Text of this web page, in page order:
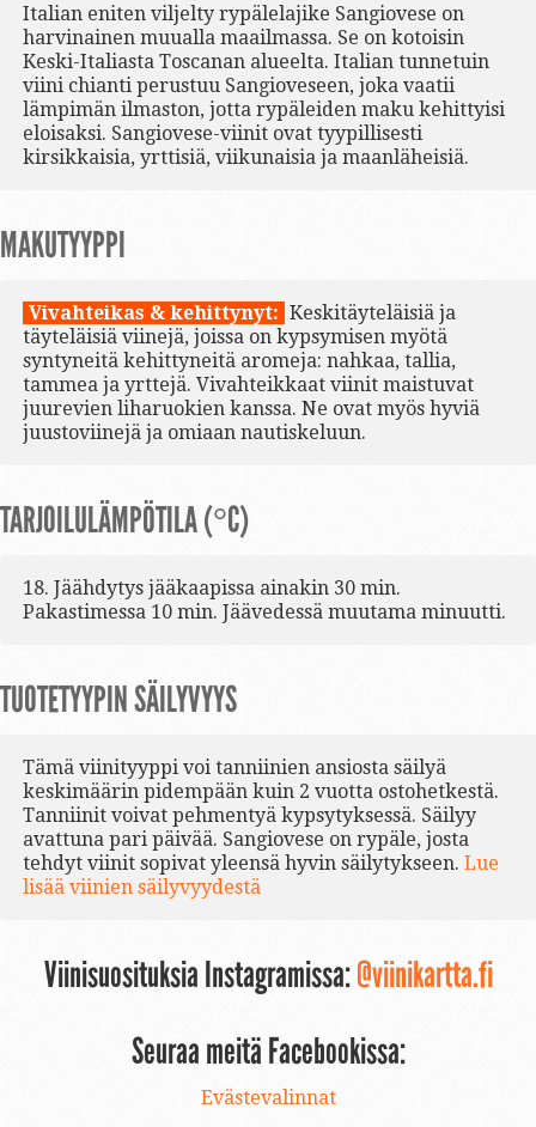
Italian eniten viljelty rypälelajike Sangiovese on
harvinainen muualla maailmassa. Se on kotoisin
Keski-Italiasta Toscanan alueelta. Italian tunnetuin
viini chianti perustuu Sangioveseen, joka vaatii
lämpimän ilmaston, jotta rypäleiden maku kehittyisi
eloisaksi. Sangiovese-viinit ovat tyypillisesti
kirsikkaisia, yrttisiä, viikunaisia ja maanläheisiä.
MAKUTYYPPI
Vivahteikas & kehittynyt: Keskitäyteläisiä ja
täyteläisiä viinejä, joissa on kypsymisen myötä
syntyneitä kehittyneitä aromeja: nahkaa, tallia,
tammea ja yrttejä. Vivahteikkaat viinit maistuvat
juurevien liharuokien kanssa. Ne ovat myös hyviä
juustoviinejä ja omiaan nautiskeluun.
TARJOILULÄMPÖTILA (°C)
18. Jäähdytys jääkaapissa ainakin 30 min.
Pakastimessa 10 min. Jäävedessä muutama minuutti.
TUOTETYYPIN SÄILYVYYS
Tämä viinityyppi voi tanniinien ansiosta säilyä
keskimäärin pidempään kuin 2 vuotta ostohetkestä.
Tanniinit voivat pehmentyä kypsytyksessä. Säilyy
avattuna pari päivää. Sangiovese on rypäle, josta
tehdyt viinit sopivat yleensä hyvin säilytykseen. Lue
lisää viinien säilyvyydestä
Viinisuosituksia Instagramissa:@viinikartta.fi
Seuraa meitä Facebookissa:
Evästevalinnat